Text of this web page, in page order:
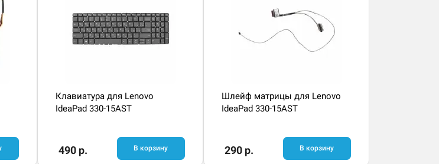
Клавиатура для Lenovo
IdeaPad 330-15AST
490 р. В корзину
Шлейф матрицы для Lenovo
IdeaPad 330-15AST
290 р. В корзину